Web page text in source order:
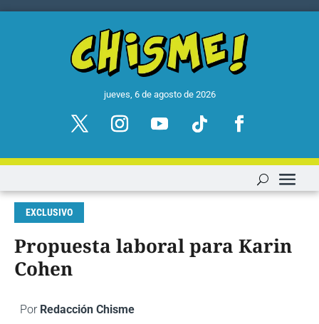
jueves, 6 de agosto de 2026
EXCLUSIVO
Propuesta laboral para Karin
Cohen
Por Redacción Chisme